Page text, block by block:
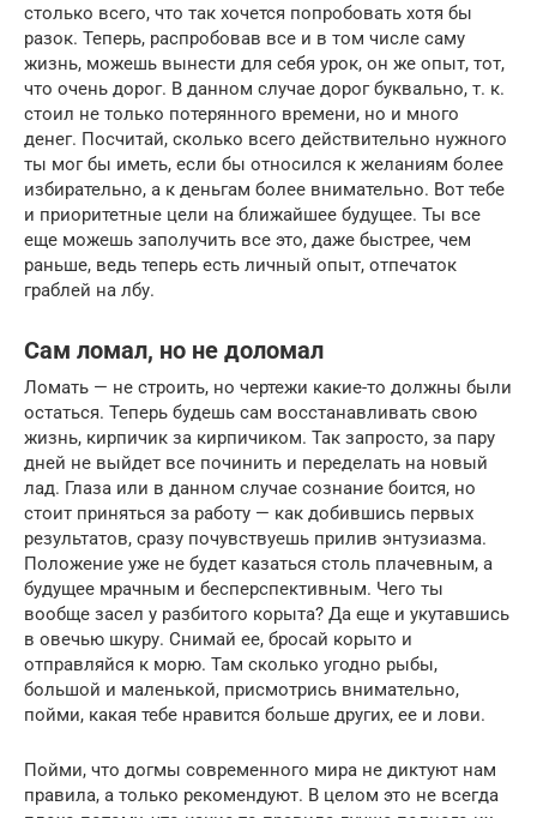
столько всего, что так хочется попробовать хотя бы
разок. Теперь, распробовав все и в том числе саму
жизнь, можешь вынести для себя урок, он же опыт, тот,
что очень дорог. В данном случае дорог буквально, т. к.
стоил не только потерянного времени, но и много
денег. Посчитай, сколько всего действительно нужного
ты мог бы иметь, если бы относился к желаниям более
избирательно, а к деньгам более внимательно. Вот тебе
и приоритетные цели на ближайшее будущее. Ты все
еще можешь заполучить все это, даже быстрее, чем
раньше, ведь теперь есть личный опыт, отпечаток
граблей на лбу.
Сам ломал, но не доломал
Ломать — не строить, но чертежи какие-то должны были
остаться. Теперь будешь сам восстанавливать свою
жизнь, кирпичик за кирпичиком. Так запросто, за пару
дней не выйдет все починить и переделать на новый
лад. Глаза или в данном случае сознание боится, но
стоит приняться за работу — как добившись первых
результатов, сразу почувствуешь прилив энтузиазма.
Положение уже не будет казаться столь плачевным, а
будущее мрачным и бесперспективным. Чего ты
вообще засел у разбитого корыта? Да еще и укутавшись
в овечью шкуру. Снимай ее, бросай корыто и
отправляйся к морю. Там сколько угодно рыбы,
большой и маленькой, присмотрись внимательно,
пойми, какая тебе нравится больше других, ее и лови.
Пойми, что догмы современного мира не диктуют нам
правила, а только рекомендуют. В целом это не всегда